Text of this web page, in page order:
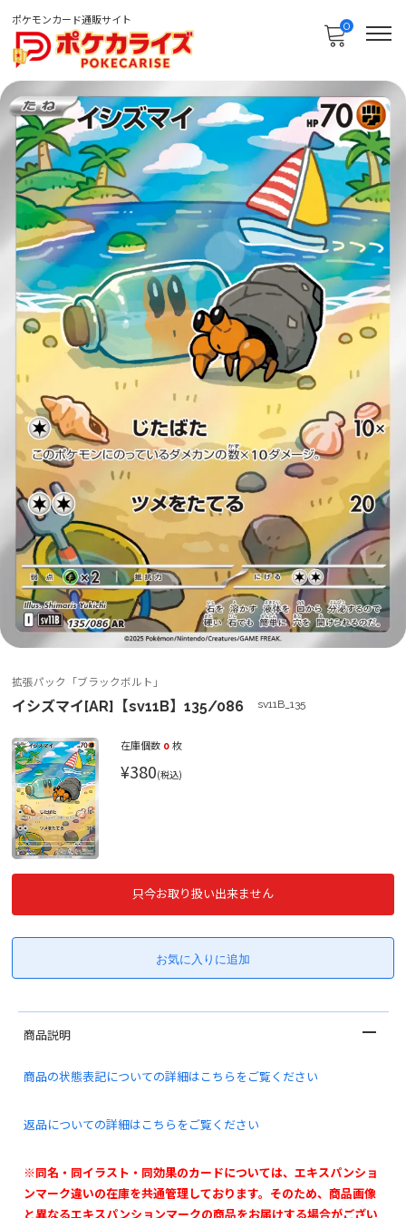
ポケモンカード通販サイト 0
拡張パック「ブラックボルト」
イシズマイ[AR]【sv11B】135/086 sv11B_135
在庫個数 0 枚
¥380(税込)
只今お取り扱い出来ません
商品説明
商品の状態表記についての詳細はこちらをご覧ください
返品についての詳細はこちらをご覧ください
※同名・同イラスト・同効果のカードについては、エキスパンショ
ンマーク違いの在庫を共通管理しております。そのため、商品画像
と異なるエキスパンションマークの商品をお届けする場合がござい